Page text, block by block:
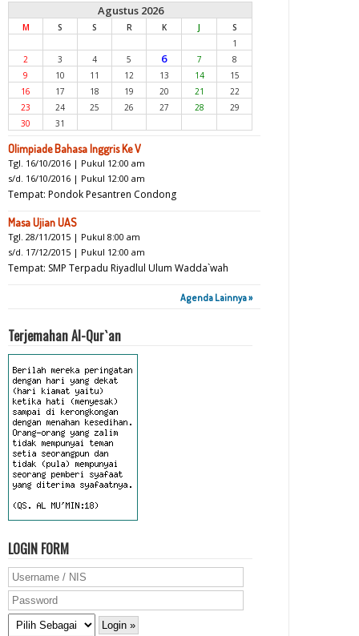
Agustus 2026
M S S R K J
S
1
2
3 4 5 6 7
8
9
10 11 12 13 14
15
16
17 18 19 20 21
22
23
24 25 26 27 28
29
30
31
Olimpiade Bahasa Inggris Ke V
Tgl. 16/10/2016 | Pukul 12:00 am
s/d. 16/10/2016 | Pukul 12:00 am
Tempat: Pondok Pesantren Condong
Masa Ujian UAS
Tgl. 28/11/2015 | Pukul 8:00 am
s/d. 17/12/2015 | Pukul 12:00 am
Tempat: SMP Terpadu Riyadlul Ulum Wadda`wah
Agenda Lainnya »
Terjemahan Al-Qur`an
LOGIN FORM